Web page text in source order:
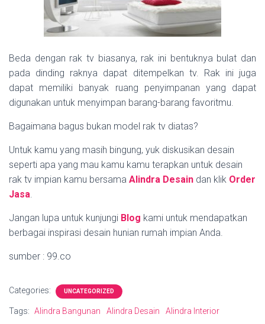
Beda dengan rak tv biasanya, rak ini bentuknya bulat dan
pada dinding raknya dapat ditempelkan tv. Rak ini juga
dapat memiliki banyak ruang penyimpanan yang dapat
digunakan untuk menyimpan barang-barang favoritmu.
Bagaimana bagus bukan model rak tv diatas?
Untuk kamu yang masih bingung, yuk diskusikan desain
seperti apa yang mau kamu kamu terapkan untuk desain
rak tv impian kamu bersama Alindra Desain dan klik Order
Jasa.
Jangan lupa untuk kunjungi Blog kami untuk mendapatkan
berbagai inspirasi desain hunian rumah impian Anda.
sumber : 99.co
Categories: UNCATEGORIZED
Tags: Alindra Bangunan Alindra Desain Alindra Interior